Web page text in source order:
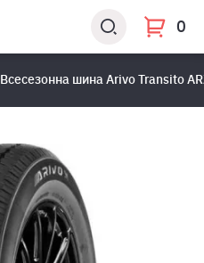
0
Всесезонна шина Arivo Transito